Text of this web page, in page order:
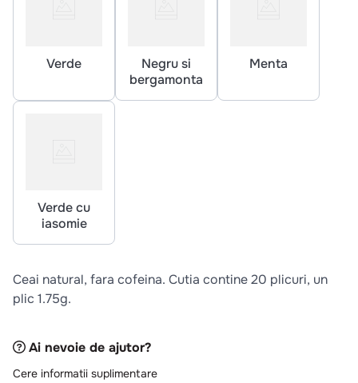
pizza
Verde
Negru si
bergamonta
Menta
Verde cu
iasomie
Ceai natural, fara cofeina. Cutia contine 20 plicuri, un
plic 1.75g.
Ai nevoie de ajutor?
Cere informatii suplimentare